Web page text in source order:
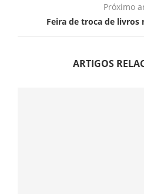
Próximo
Feira de troca de livros
ARTIGOS